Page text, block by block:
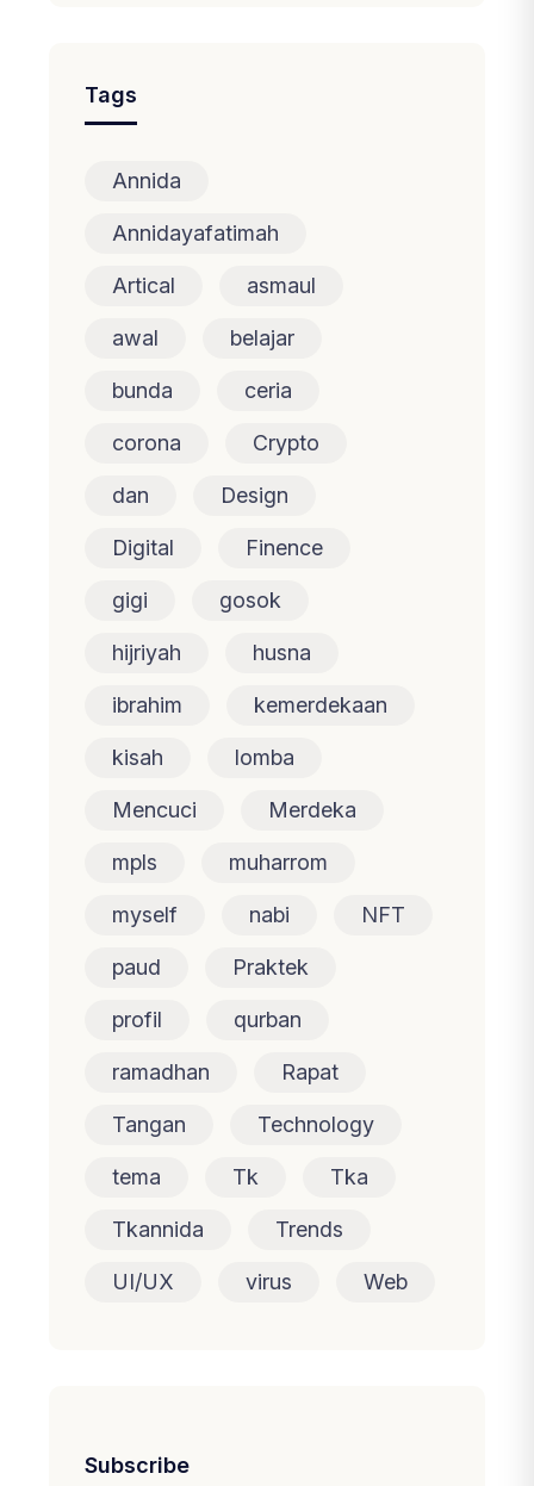
Tags
Annida
Annidayafatimah
Artical asmaul
awal belajar
bunda ceria
corona Crypto
dan Design
Digital Finence
gigi gosok
hijriyah husna
ibrahim kemerdekaan
kisah lomba
Mencuci Merdeka
mpls muharrom
myself nabi NFT
paud Praktek
profil qurban
ramadhan Rapat
Tangan Technology
tema Tk Tka
Tkannida Trends
UI/UX virus Web
Subscribe